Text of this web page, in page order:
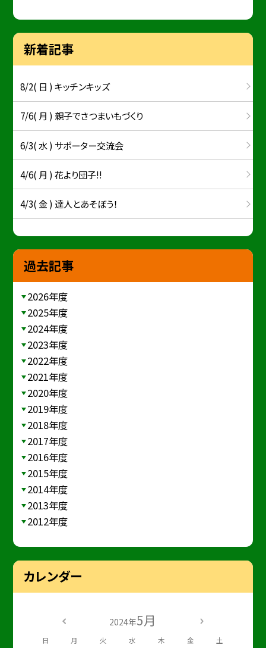
新着記事
8/2( 日 ) キッチンキッズ
7/6( 月 ) 親子でさつまいもづくり
6/3( 水 ) サポーター交流会
4/6( 月 ) 花より団子!!
4/3( 金 ) 達人とあそぼう！
過去記事
2026年度
2025年度
2024年度
2023年度
2022年度
2021年度
2020年度
2019年度
2018年度
2017年度
2016年度
2015年度
2014年度
2013年度
2012年度
カレンダー
2024年5月
日 月 火 水 木 金 土